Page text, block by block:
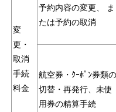
変
更・
取消
手続
料金
予約内容の変更、 ま
たは予約の取消
航空券・ｸｰﾎﾟﾝ券類の
切替・再発行、未使
用券の精算手続